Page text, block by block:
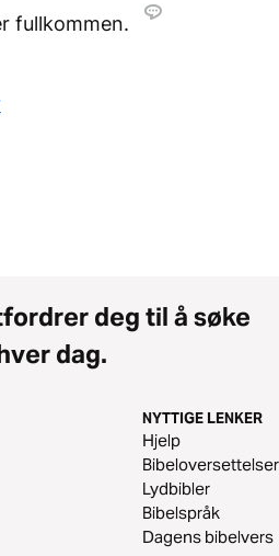
fullkommen.
deg til å søke
dag.
NYTTIGE LENKER
Hjelp
Bibeloversettelser
Lydbibler
Bibelspråk
Dagens bibelvers